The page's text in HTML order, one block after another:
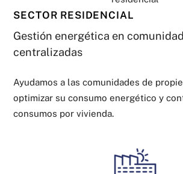
SECTOR RESIDENCIAL
Gestión energética en
centralizadas
Ayudamos a las comunidades de
optimizar su consumo energético y
consumos por vivienda.